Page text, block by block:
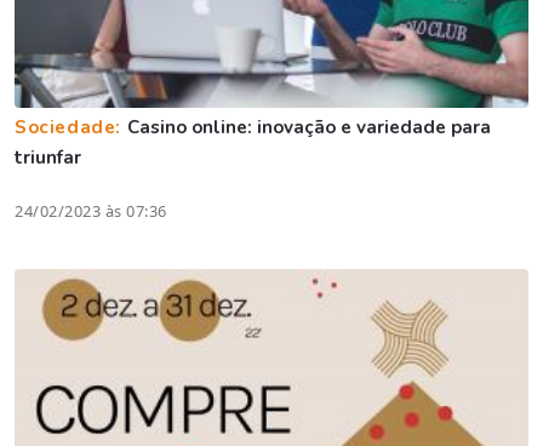
Sociedade: Casino online: inovação e variedade para
triunfar
24/02/2023 às 07:36